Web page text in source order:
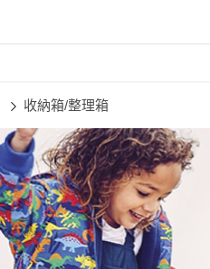
收納箱/整理箱